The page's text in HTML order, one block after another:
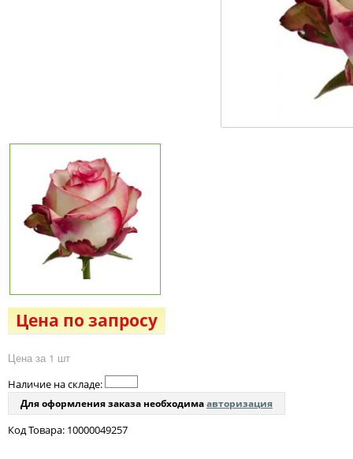
Цена по запросу
Цена за 1 шт
Наличие на складе:
Для оформления заказа необходимаавторизация
Код Товара: 10000049257